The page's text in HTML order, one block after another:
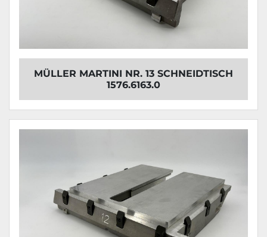
MÜLLER MARTINI NR. 13 SCHNEIDTISCH
1576.6163.0